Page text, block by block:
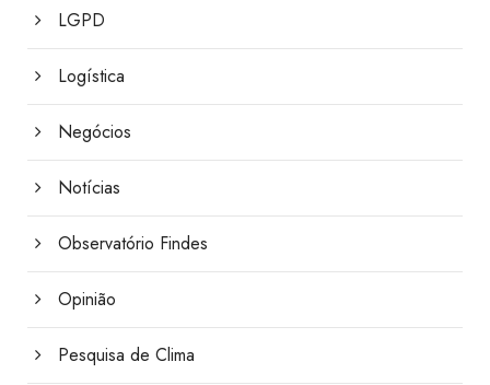
LGPD
Logística
Negócios
Notícias
Observatório Findes
Opinião
Pesquisa de Clima